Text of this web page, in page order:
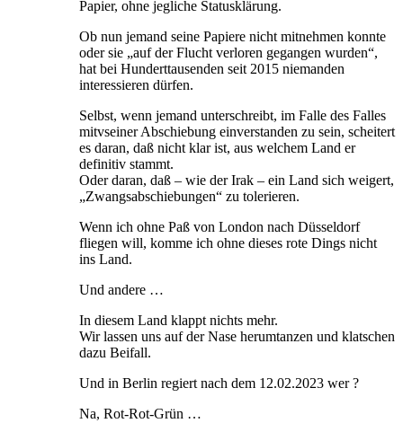
Papier, ohne jegliche Statusklärung.
Ob nun jemand seine Papiere nicht mitnehmen konnte
oder sie „auf der Flucht verloren gegangen wurden“,
hat bei Hunderttausenden seit 2015 niemanden
interessieren dürfen.
Selbst, wenn jemand unterschreibt, im Falle des Falles
mitvseiner Abschiebung einverstanden zu sein, scheitert
es daran, daß nicht klar ist, aus welchem Land er
definitiv stammt.
Oder daran, daß – wie der Irak – ein Land sich weigert,
„Zwangsabschiebungen“ zu tolerieren.
Wenn ich ohne Paß von London nach Düsseldorf
fliegen will, komme ich ohne dieses rote Dings nicht
ins Land.
Und andere …
In diesem Land klappt nichts mehr.
Wir lassen uns auf der Nase herumtanzen und klatschen
dazu Beifall.
Und in Berlin regiert nach dem 12.02.2023 wer ?
Na, Rot-Rot-Grün …